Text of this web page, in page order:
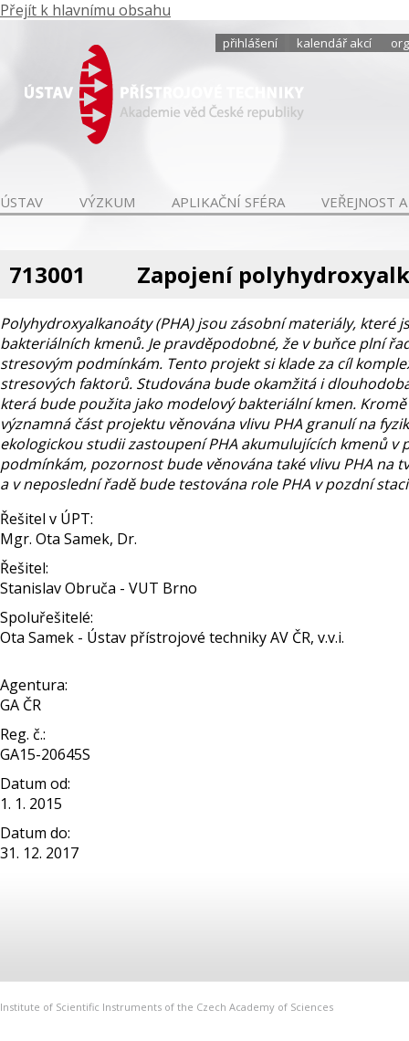
Přejít k hlavnímu obsahu
přihlášení kalendář akcí
ÚSTAV VÝZKUM APLIKAČNÍ SFÉRA VEŘEJNOST
713001 Zapojení
Polyhydroxyalkanoáty (PHA) jsou zásobní materiály,
bakteriálních kmenů. Je pravděpodobné, že v buňce plní
stresovým podmínkám. Tento projekt si klade za cíl
stresových faktorů. Studována bude okamžitá i
která bude použita jako modelový bakteriální kmen.
významná část projektu věnována vlivu PHA granulí na
ekologickou studii zastoupení PHA akumulujících kmenů
podmínkám, pozornost bude věnována také vlivu PHA
a v neposlední řadě bude testována role PHA v pozdní
Řešitel v ÚPT:
Mgr. Ota Samek, Dr.
Řešitel:
Stanislav Obruča - VUT Brno
Spoluřešitelé:
Ota Samek - Ústav přístrojové techniky AV ČR, v.v.i.
Agentura:
GA ČR
Reg. č.:
GA15-20645S
Datum od:
1. 1. 2015
Datum do:
31. 12. 2017
Institute of Scientific Instruments of the Czech Academy of Sciences